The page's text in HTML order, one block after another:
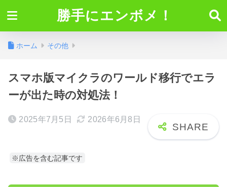
勝手にエンボメ！
ホーム その他
スマホ版マイクラのワールド移行でエラ
ーが出た時の対処法！
2025年7月5日 2026年6月8日
※広告を含む記事です